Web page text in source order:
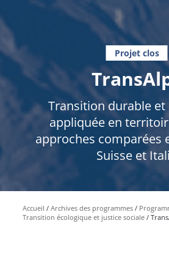
Projet clos
Transition durable et
appliquée en
approches comparées
Suisse et
Accueil Archives des programmes
Transition écologique et justice sociale